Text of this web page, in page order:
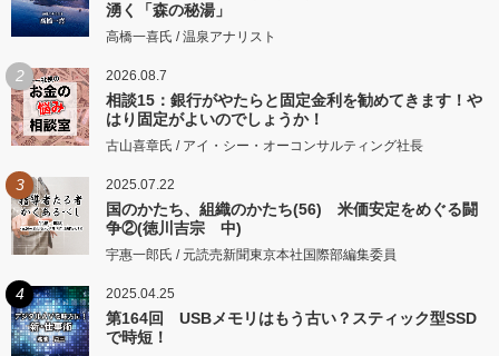
湧く「森の秘湯」
高橋一喜氏 / 温泉アナリスト
2 2026.08.7
相談15：銀行がやたらと固定金利を勧めてきます！や
はり固定がよいのでしょうか！
古山喜章氏 / アイ・シー・オーコンサルティング社長
3 2025.07.22
国のかたち、組織のかたち(56) 米価安定をめぐる闘
争②(徳川吉宗 中)
宇惠一郎氏 / 元読売新聞東京本社国際部編集委員
4 2025.04.25
第164回 USBメモリはもう古い？スティック型SSD
で時短！